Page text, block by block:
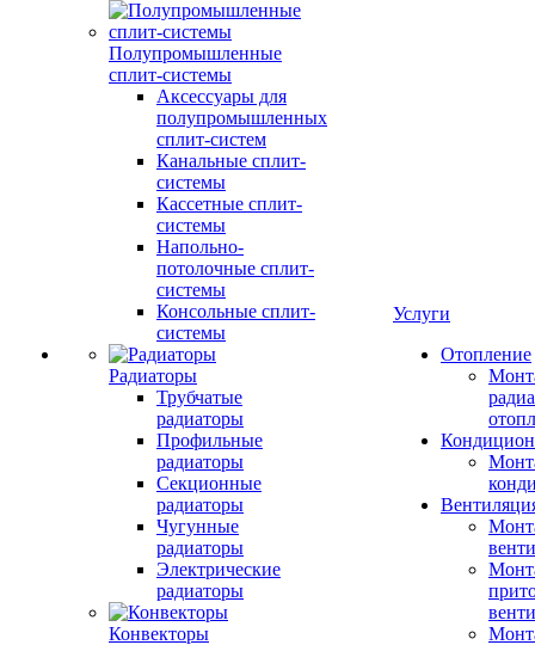
Полупромышленные
сплит-системы
Аксессуары для
полупромышленных
сплит-систем
Канальные сплит-
системы
Кассетные сплит-
системы
Напольно-
потолочные сплит-
системы
Консольные сплит-
системы
Радиаторы
Трубчатые
радиаторы
Профильные
радиаторы
Секционные
радиаторы
Чугунные
радиаторы
Электрические
радиаторы
Конвекторы
Услуги
Отопление